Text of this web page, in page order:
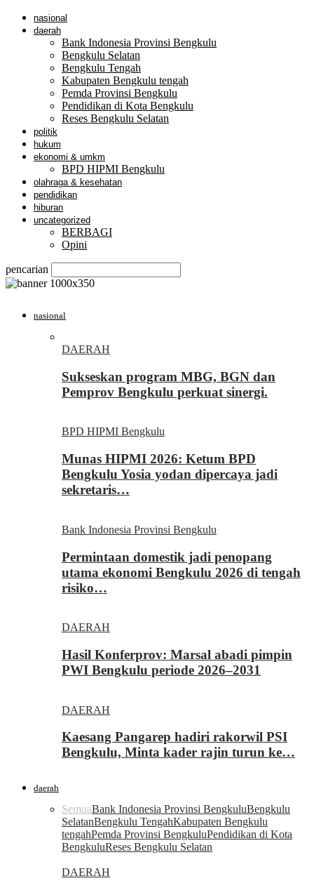
nasional
daerah
Bank Indonesia Provinsi Bengkulu
Bengkulu Selatan
Bengkulu Tengah
Kabupaten Bengkulu tengah
Pemda Provinsi Bengkulu
Pendidikan di Kota Bengkulu
Reses Bengkulu Selatan
politik
hukum
ekonomi & umkm
BPD HIPMI Bengkulu
olahraga & kesehatan
pendidikan
hiburan
uncategorized
BERBAGI
Opini
pencarian
nasional
DAERAH
Sukseskan program MBG, BGN dan
Pemprov Bengkulu perkuat sinergi.
BPD HIPMI Bengkulu
Munas HIPMI 2026: Ketum BPD
Bengkulu Yosia yodan dipercaya jadi
sekretaris…
Bank Indonesia Provinsi Bengkulu
Permintaan domestik jadi penopang
utama ekonomi Bengkulu 2026 di tengah
risiko…
DAERAH
Hasil Konferprov: Marsal abadi pimpin
PWI Bengkulu periode 2026–2031
DAERAH
Kaesang Pangarep hadiri rakorwil PSI
Bengkulu, Minta kader rajin turun ke…
daerah
SemuaBank Indonesia Provinsi BengkuluBengkulu
SelatanBengkulu TengahKabupaten Bengkulu
tengahPemda Provinsi BengkuluPendidikan di Kota
BengkuluReses Bengkulu Selatan
DAERAH